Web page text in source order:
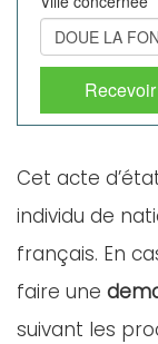
Cet acte
individu de
français. En
faire une
suivant les